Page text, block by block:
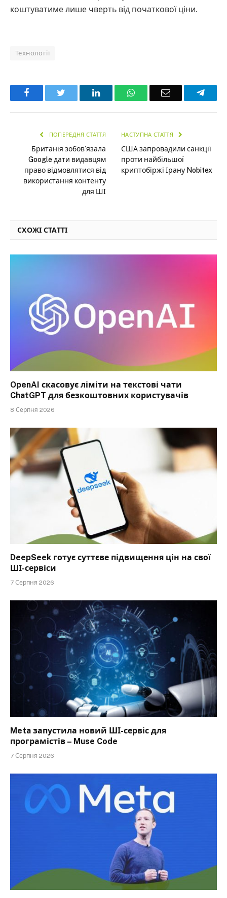
коштуватиме лише чверть від початкової ціни.
Технології
Facebook LinkedInWhatsAppEmail
ПОПЕРЕДНЯ СТАТТЯ
Британія зобов’язала
Google дати видавцям
право відмовлятися від
використання контенту
для ШІ
НАСТУПНА СТАТТЯ
США запровадили санкції
проти найбільшої
криптобіржі Ірану Nobitex
СХОЖІ СТАТТІ
OpenAI скасовує ліміти на текстові чати
ChatGPT для безкоштовних користувачів
8 Серпня 2026
DeepSeek готує суттєве підвищення цін на свої
ШІ-сервіси
7 Серпня 2026
Meta запустила новий ШІ-сервіс для
програмістів – Muse Code
7 Серпня 2026